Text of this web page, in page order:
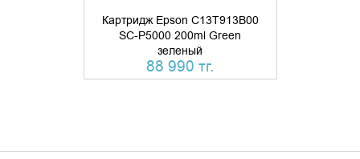
Картридж Epson C13T913B00
SC-P5000 200ml Green
зеленый
88 990 тг.